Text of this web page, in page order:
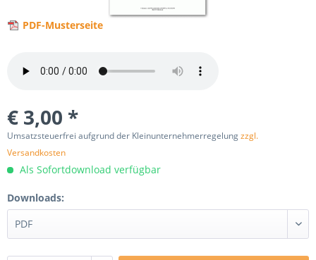
PDF-Musterseite
€ 3,00 *
Umsatzsteuerfrei aufgrund der Kleinunternehmerregelungzzgl.
Versandkosten
Als Sofortdownload verfügbar
Downloads: